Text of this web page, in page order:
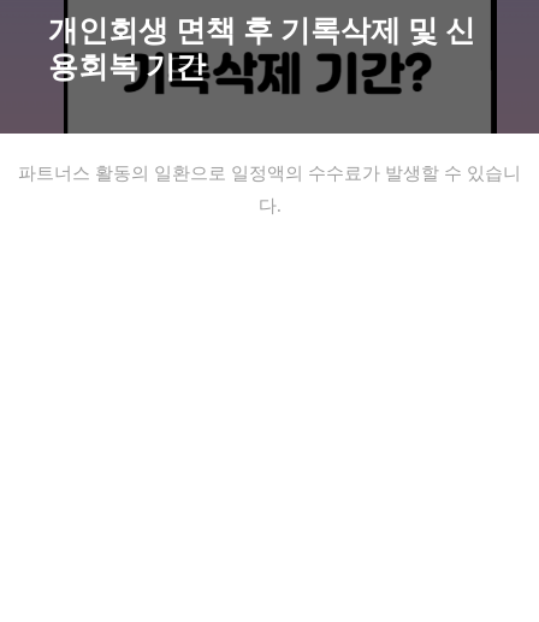
개인회생 면책 후 기록삭제 및 신
용회복 기간
파트너스 활동의 일환으로 일정액의 수수료가 발생할 수 있습니
다.